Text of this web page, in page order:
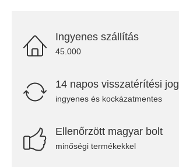
Ingyenes szállítás
45.000
14 napos visszatérítési jog
ingyenes és kockázatmentes
Ellenőrzött magyar bolt
minőségi termékekkel